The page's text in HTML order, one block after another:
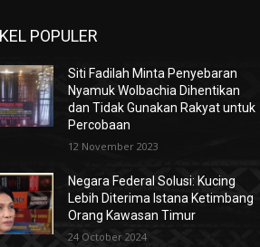
POPULER
Siti Fadilah Minta Penyebaran
Nyamuk Wolbachia Dihentikan
dan Tidak Gunakan Rakyat untuk
Percobaan
12 November 2023
Negara Federal Solusi: Kucing
Lebih Diterima Istana Ketimbang
Orang Kawasan Timur
24 October 2024